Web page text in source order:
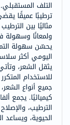
التلف
ترطيبًا عميقًا
مثاليًا بين
ولمعانًا وسهولة
يحسّن سهولة
اليومي أكثر
للاستخدام
جميع أنواع
كيميائيًا. يجمع
الترطيب،
الحيوية،